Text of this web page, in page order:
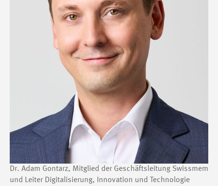
Dr. Adam Gontarz, Mitglied der Geschäftsleitung Swissmem
und Leiter Digitalisierung, Innovation und Technologie